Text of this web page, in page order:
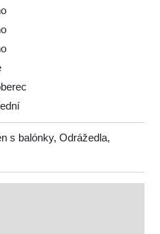
s balónky, Odrážedla,